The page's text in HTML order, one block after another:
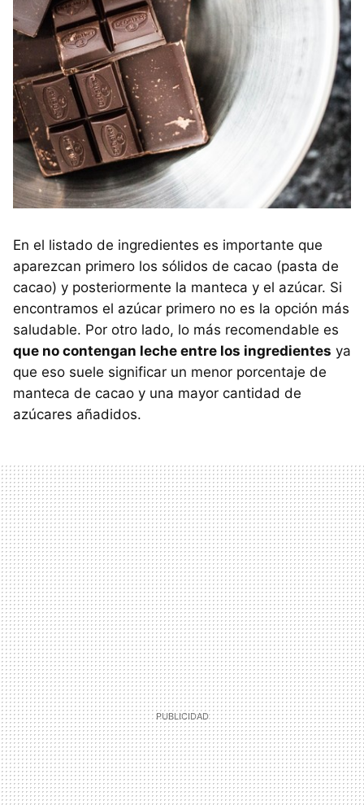
En el listado de ingredientes es importante que
aparezcan primero los sólidos de cacao (pasta de
cacao) y posteriormente la manteca y el azúcar. Si
encontramos el azúcar primero no es la opción más
saludable. Por otro lado, lo más recomendable es
que no contengan leche entre los ingredientes ya
que eso suele significar un menor porcentaje de
manteca de cacao y una mayor cantidad de
azúcares añadidos.